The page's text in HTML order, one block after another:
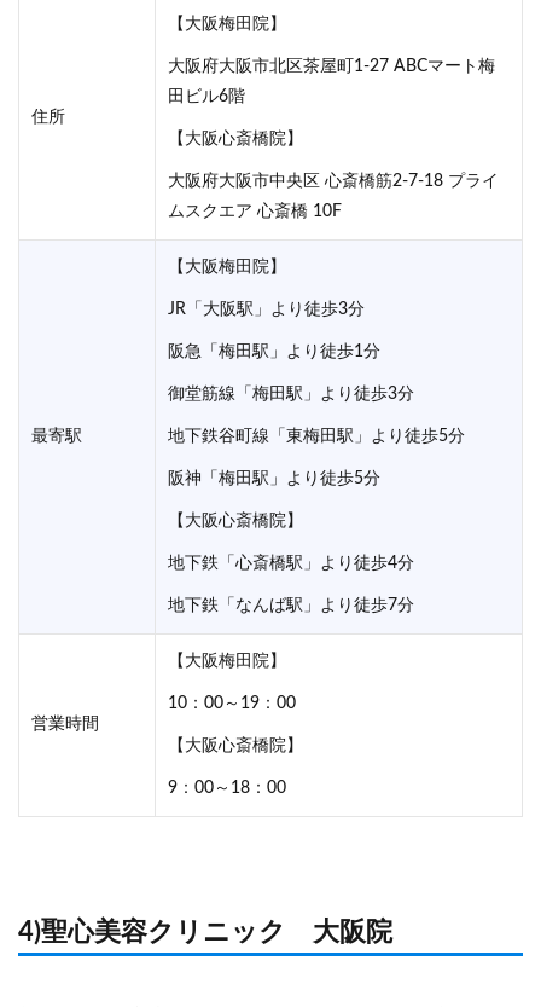
住所
【大阪梅田院】
大阪府大阪市北区茶屋町1‐27 ABCマート梅
田ビル6階
【大阪心斎橋院】
大阪府大阪市中央区 心斎橋筋2-7-18 プライ
ムスクエア 心斎橋 10F
最寄駅
【大阪梅田院】
JR「大阪駅」より徒歩3分
阪急「梅田駅」より徒歩1分
御堂筋線「梅田駅」より徒歩3分
地下鉄谷町線「東梅田駅」より徒歩5分
阪神「梅田駅」より徒歩5分
【大阪心斎橋院】
地下鉄「心斎橋駅」より徒歩4分
地下鉄「なんば駅」より徒歩7分
営業時間
【大阪梅田院】
10：00～19：00
【大阪心斎橋院】
9：00～18：00
4)聖心美容クリニック 大阪院